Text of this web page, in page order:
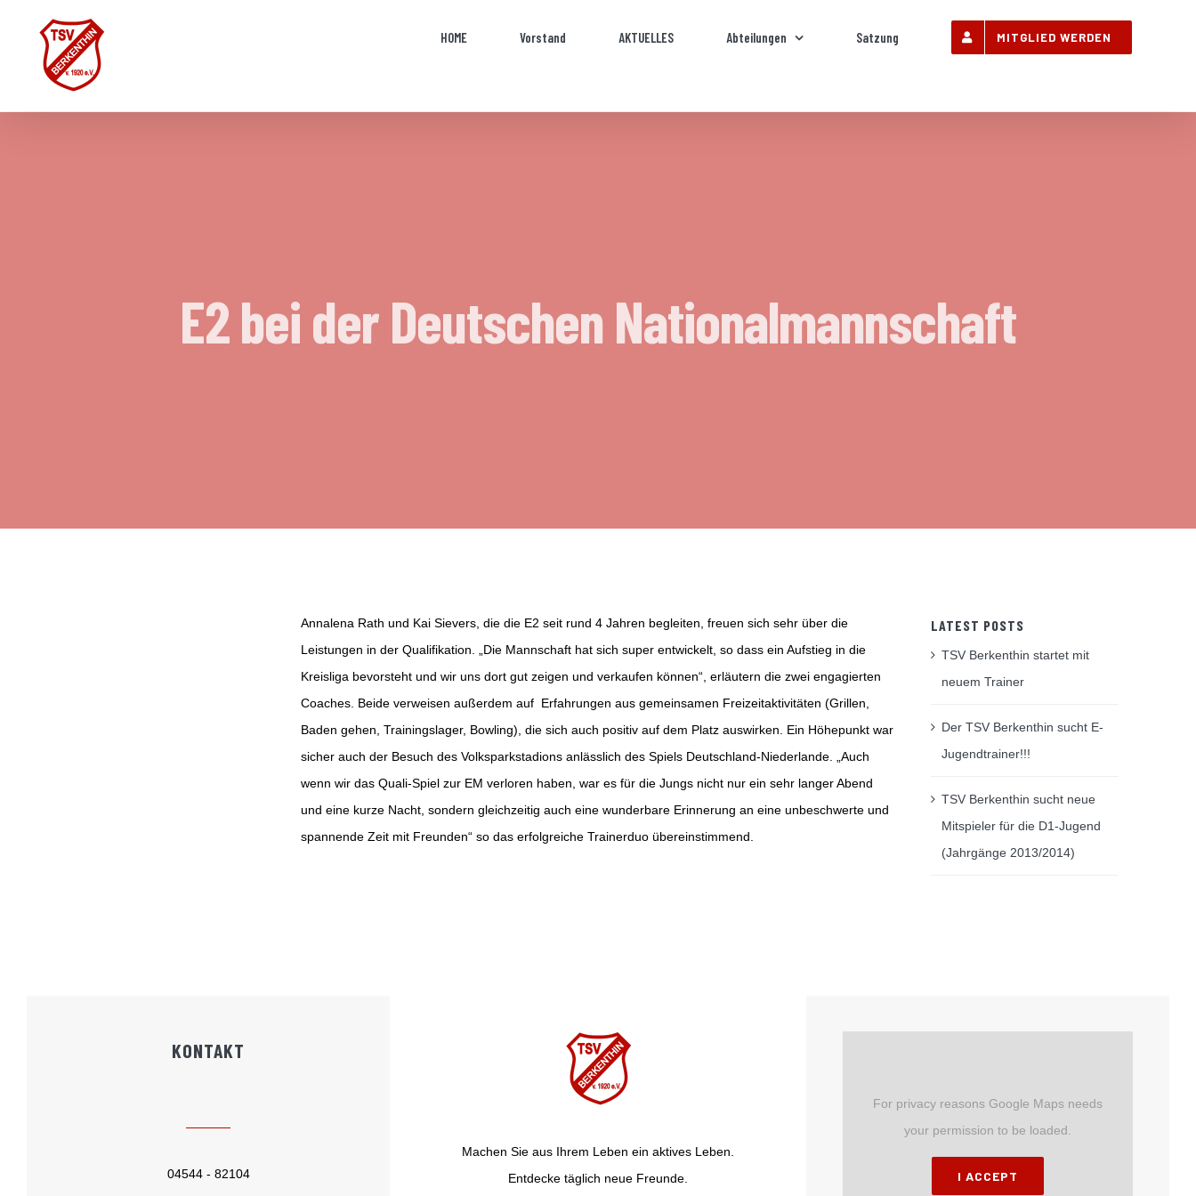
HOME Vorstand AKTUELLES Abteilungen Satzung MITGLIED WERDEN
E2 bei der Deutschen Nationalmannschaft
Annalena Rath und Kai Sievers, die die E2 seit rund 4 Jahren begleiten, freuen sich sehr über die
Leistungen in der Qualifikation. „Die Mannschaft hat sich super entwickelt, so dass ein Aufstieg in die
Kreisliga bevorsteht und wir uns dort gut zeigen und verkaufen können“, erläutern die zwei engagierten
Coaches. Beide verweisen außerdem auf Erfahrungen aus gemeinsamen Freizeitaktivitäten (Grillen,
Baden gehen, Trainingslager, Bowling), die sich auch positiv auf dem Platz auswirken. Ein Höhepunkt war
sicher auch der Besuch des Volksparkstadions anlässlich des Spiels Deutschland-Niederlande. „Auch
wenn wir das Quali-Spiel zur EM verloren haben, war es für die Jungs nicht nur ein sehr langer Abend
und eine kurze Nacht, sondern gleichzeitig auch eine wunderbare Erinnerung an eine unbeschwerte und
spannende Zeit mit Freunden“ so das erfolgreiche Trainerduo übereinstimmend.
LATEST POSTS
TSV Berkenthin startet mit
neuem Trainer
Der TSV Berkenthin sucht E-
Jugendtrainer!!!
TSV Berkenthin sucht neue
Mitspieler für die D1-Jugend
(Jahrgänge 2013/2014)
KONTAKT
04544 - 82104
Machen Sie aus Ihrem Leben ein aktives Leben.
Entdecke täglich neue Freunde.
For privacy reasons Google Maps needs
your permission to be loaded.
I ACCEPT